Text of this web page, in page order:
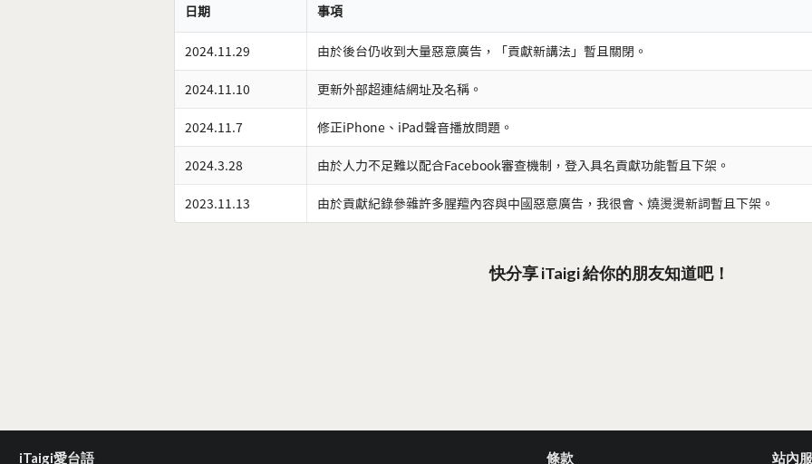
日期
事項
2024.11.29 由於後台仍收到大量惡意廣告，「貢獻新講法」暫且關閉。
2024.11.10 更新外部超連結網址及名稱。
2024.11.7 修正iPhone、iPad聲音播放問題。
2024.3.28 由於人力不足難以配合Facebook審查機制，登入具名貢獻功能暫且下架。
2023.11.13 由於貢獻紀錄參雜許多腥羶內容與中國惡意廣告，我很會、燒燙燙新詞暫且下架。
快分享 iTaigi 給你的朋友知道吧！
iTaigi愛台語 條款 站內